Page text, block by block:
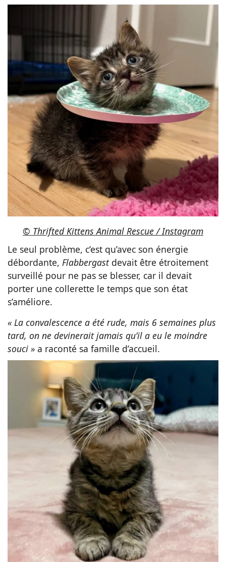
© Thrifted Kittens Animal Rescue / Instagram
Le seul problème, c’est qu’avec son énergie
débordante, Flabbergast devait être étroitement
surveillé pour ne pas se blesser, car il devait
porter une collerette le temps que son état
s’améliore.
« La convalescence a été rude, mais 6 semaines plus
tard, on ne devinerait jamais qu’il a eu le moindre
souci » a raconté sa famille d’accueil.